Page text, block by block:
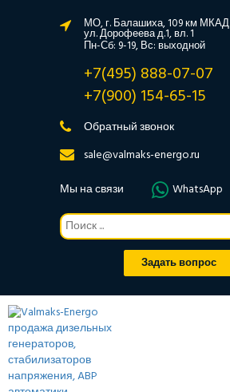
МО, г. Балашиха, 109 км МКАД
ул. Дорофеева д.1, вл. 1
Пн-Сб: 9-19, Вс: выходной
+7(495) 888-07-07
+7(900) 154-65-15
Обратный звонок
sale@valmaks-energo.ru
Мы на связи
WhatsApp
Задать вопрос